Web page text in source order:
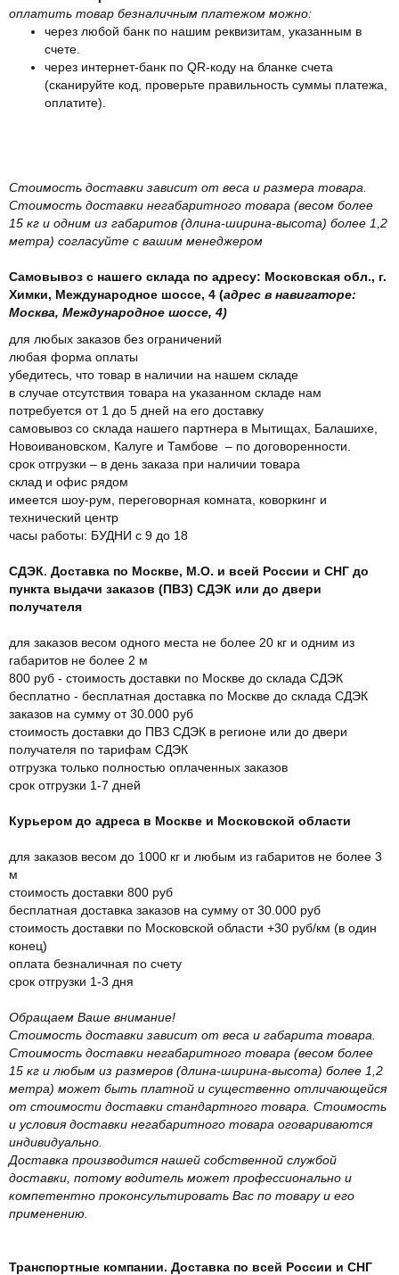
оплатить товар безналичным платежом можно:
через любой банк по нашим реквизитам, указанным в
счете.
через интернет-банк по QR-коду на бланке счета
(сканируйте код, проверьте правильность суммы платежа,
оплатите).
Стоимость доставки зависит от веса и размера товара.
Стоимость доставки негабаритного товара (весом более
15 кг и одним из габаритов (длина-ширина-высота) более 1,2
метра) согласуйте с вашим менеджером
Самовывоз с нашего склада по адресу: Московская обл., г.
Химки, Международное шоссе, 4 (адрес в навигаторе:
Москва, Международное шоссе, 4)
для любых заказов без ограничений
любая форма оплаты
убедитесь, что товар в наличии на нашем складе
в случае отсутствия товара на указанном складе нам
потребуется от 1 до 5 дней на его доставку
самовывоз со склада нашего партнера в Мытищах, Балашихе,
Новоивановском, Калуге и Тамбове – по договоренности.
срок отгрузки – в день заказа при наличии товара
склад и офис рядом
имеется шоу-рум, переговорная комната, коворкинг и
технический центр
часы работы: БУДНИ с 9 до 18
СДЭК. Доставка по Москве, М.О. и всей России и СНГ до
пункта выдачи заказов (ПВЗ) СДЭК или до двери
получателя
для заказов весом одного места не более 20 кг и одним из
габаритов не более 2 м
800 руб - стоимость доставки по Москве до склада СДЭК
бесплатно - бесплатная доставка по Москве до склада СДЭК
заказов на сумму от 30.000 руб
стоимость доставки до ПВЗ СДЭК в регионе или до двери
получателя по тарифам СДЭК
отгрузка только полностью оплаченных заказов
срок отгрузки 1-7 дней
Курьером до адреса в Москве и Московской области
для заказов весом до 1000 кг и любым из габаритов не более 3
м
стоимость доставки 800 руб
бесплатная доставка заказов на сумму от 30.000 руб
стоимость доставки по Московской области +30 руб/км (в один
конец)
оплата безналичная по счету
срок отгрузки 1-3 дня
Обращаем Ваше внимание!
Стоимость доставки зависит от веса и габарита товара.
Стоимость доставки негабаритного товара (весом более
15 кг и любым из размеров (длина-ширина-высота) более 1,2
метра) может быть платной и существенно отличающейся
от стоимости доставки стандартного товара. Стоимость
и условия доставки негабаритного товара оговариваются
индивидуально.
Доставка производится нашей собственной службой
доставки, потому водитель может профессионально и
компетентно проконсультировать Вас по товару и его
применению.
Транспортные компании. Доставка по всей России и СНГ